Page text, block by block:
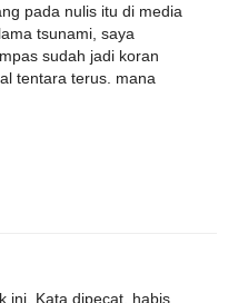
pada nulis itu di media
tsunami, saya
sudah jadi koran
tentara terus. mana
ini. Kata dipecat, habis